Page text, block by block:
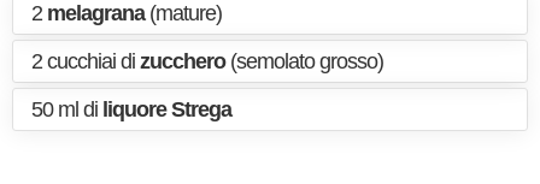
2 melagrana(mature)
2 cucchiai di zucchero(semolato grosso)
50 ml di liquore Strega